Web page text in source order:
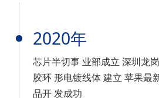
2020年
芯片半切事 业部成立 深圳龙
胶环 形电镀线体 建立 苹果最
品开 发成功